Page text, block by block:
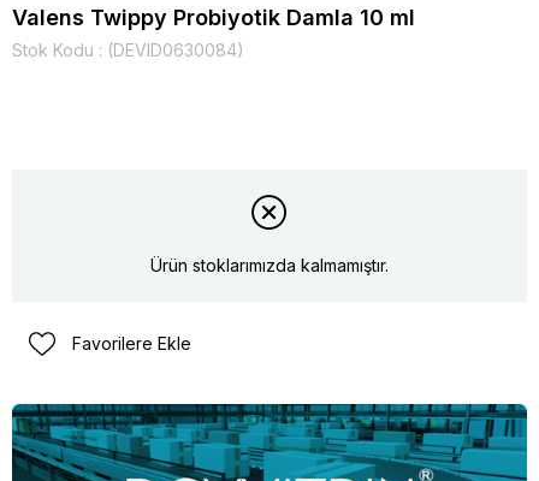
Valens Twippy Probiyotik Damla 10 ml
Stok Kodu (DEVID0630084)
Ürün stoklarımızda kalmamıştır.
Favorilere Ekle